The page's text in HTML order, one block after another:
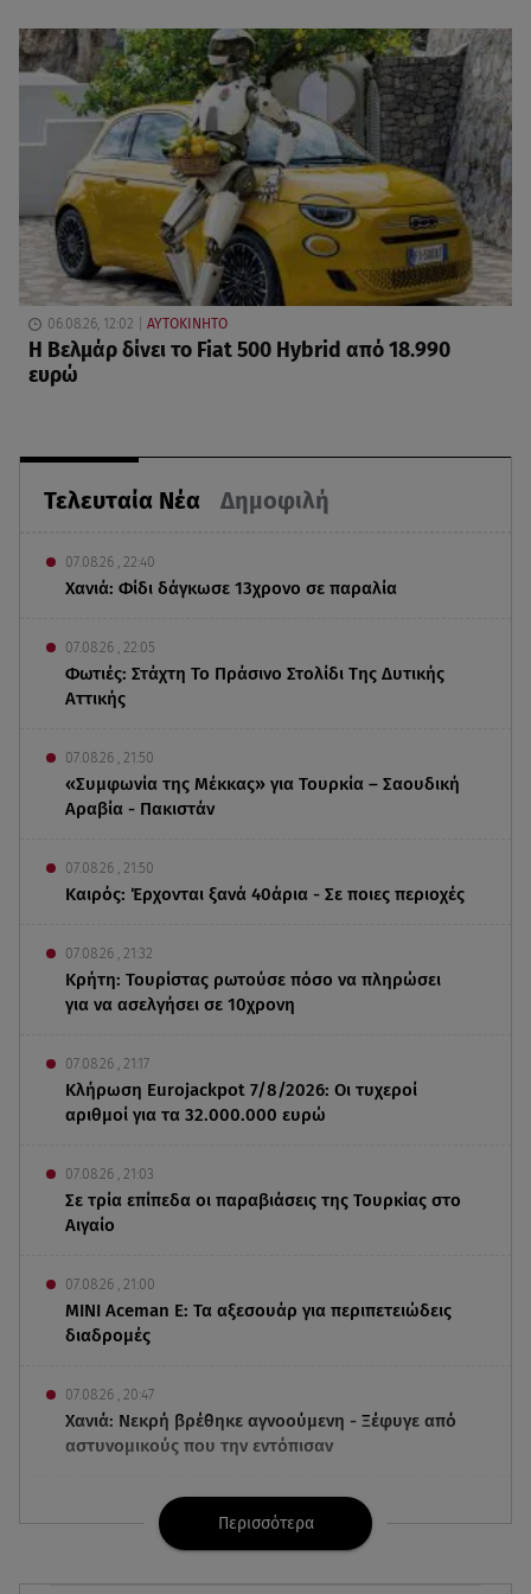
Τελευταία Νέα Δημοφιλή
07.08.26 , 22:40
Χανιά: Φίδι δάγκωσε 13χρονο σε παραλία
07.08.26 , 22:05
Φωτιές: Στάχτη Το Πράσινο Στολίδι Της Δυτικής
Αττικής
07.08.26 , 21:50
«Συμφωνία της Μέκκας» για Τουρκία – Σαουδική
Αραβία - Πακιστάν
07.08.26 , 21:50
Καιρός: Έρχονται ξανά 40άρια - Σε ποιες περιοχές
07.08.26 , 21:32
Κρήτη: Τουρίστας ρωτούσε πόσο να πληρώσει
για να ασελγήσει σε 10χρονη
07.08.26 , 21:17
Κλήρωση Eurojackpot 7/8/2026: Οι τυχεροί
αριθμοί για τα 32.000.000 ευρώ
07.08.26 , 21:03
Σε τρία επίπεδα οι παραβιάσεις της Τουρκίας στο
Αιγαίο
07.08.26 , 21:00
MINI Aceman E: Τα αξεσουάρ για περιπετειώδεις
διαδρομές
07.08.26 , 20:47
Χανιά: Νεκρή βρέθηκε αγνοούμενη - Ξέφυγε από
αστυνομικούς που την εντόπισαν
Μυστράς: Κρίσιμος για το κατηγορητήριο ο
χρόνος θανάτου του 90χρονου
Περισσότερα
06.08.26, 12:02 ΑΥΤΟΚΙΝΗΤΟ
Η Βελμάρ δίνει το Fiat 500 Hybrid από 18.990
ευρώ